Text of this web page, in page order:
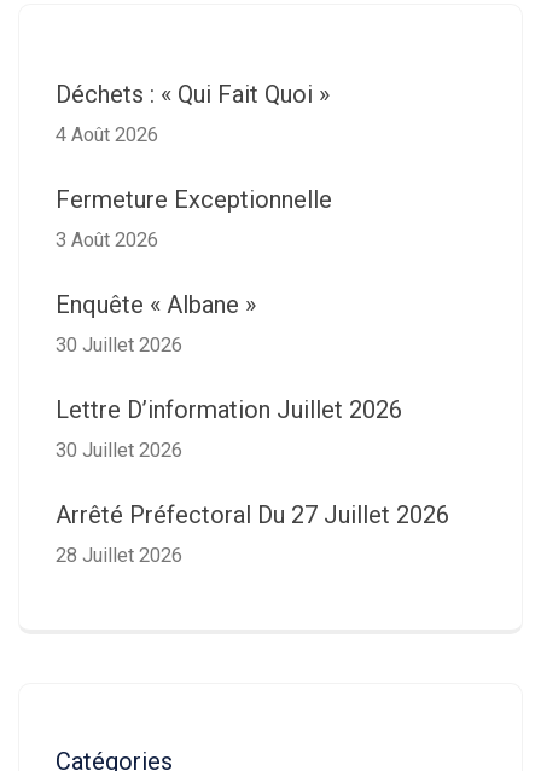
Déchets : « Qui Fait Quoi »
4 Août 2026
Fermeture Exceptionnelle
3 Août 2026
Enquête « Albane »
30 Juillet 2026
Lettre D’information Juillet 2026
30 Juillet 2026
Arrêté Préfectoral Du 27 Juillet 2026
28 Juillet 2026
Catégories